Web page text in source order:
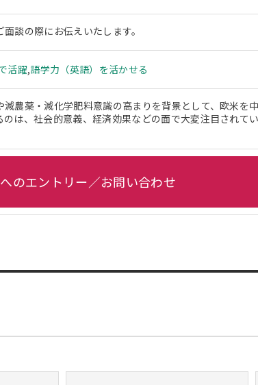
談の際にお伝えいたします。
活躍,語学力（英語）を活かせる
農薬・減化学肥料意識の高まりを背景として、欧米を
は、社会的意義、経済効果などの面で大変注目されて
のエントリー／お問い合わせ